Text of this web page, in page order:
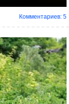
Комментариев: 5